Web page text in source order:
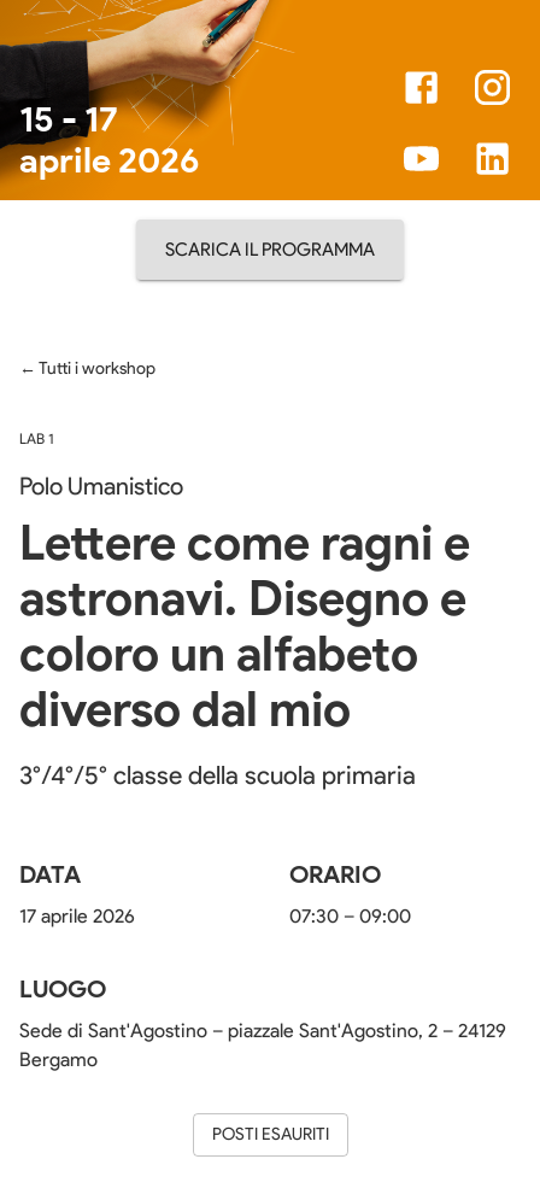
15 - 17
aprile 2026
SCARICA IL PROGRAMMA
← Tutti i workshop
LAB 1
Polo Umanistico
Lettere come ragni e
astronavi. Disegno e
coloro un alfabeto
diverso dal mio
3°/4°/5° classe della scuola primaria
DATA
17 aprile 2026
ORARIO
07:30 – 09:00
LUOGO
Sede di Sant'Agostino – piazzale Sant'Agostino, 2 – 24129
Bergamo
POSTI ESAURITI